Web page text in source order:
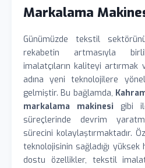
Markalama
Günümüzde tekstil
rekabetin artmasıyla
imalatçıların kaliteyi
adına yeni teknolojilere
gelmiştir. Bu bağlamda,
markalama makinesi gibi
süreçlerinde devrim
sürecini kolaylaştırmaktadır.
teknolojisinin sağladığı
dostu özellikler, tekstil